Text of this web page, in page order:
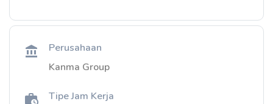
Perusahaan
Kanma Group
Tipe Jam Kerja